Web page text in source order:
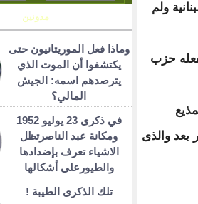
ولم
حزب
قد ظهر بعد والذى
مدونين
وماذا فعل الموريتانيون حتى
يكتشفوا أن الموت الذي
يترصدهم اسمه: الجيش
المالي؟
في ذكرى 23 يوليو 1952
ومكانة عبد الناصرتظل
الاشياء تعرف بإضدادها
والطيورعلى أشكالها
تلك الذكرى الطيبة !